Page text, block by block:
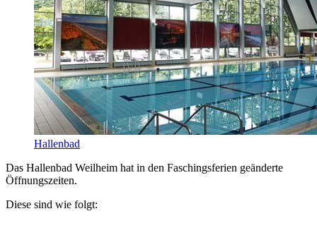
Hallenbad
Das Hallenbad Weilheim hat in den Faschingsferien geänderte
Öffnungszeiten.
Diese sind wie folgt: